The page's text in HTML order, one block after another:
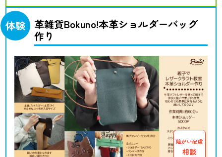
体験
革雑貨Bokuno!本革ショルダーバッグ
作り
障がい配慮
相談